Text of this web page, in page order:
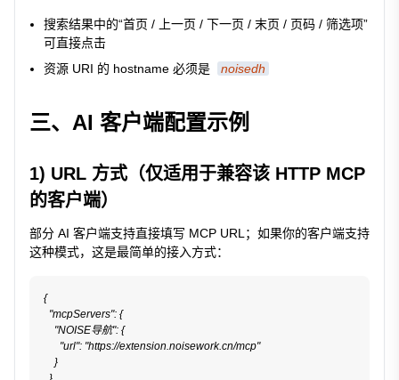
搜索结果中的“首页 / 上一页 / 下一页 / 末页 / 页码 / 筛选项”
可直接点击
资源 URI 的 hostname 必须是
noisedh
三、AI 客户端配置示例
1) URL 方式（仅适用于兼容该 HTTP MCP
的客户端）
部分 AI 客户端支持直接填写 MCP URL；如果你的客户端支持
这种模式，这是最简单的接入方式：
{